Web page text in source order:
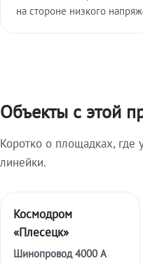
на стороне низкого
Объекты с этой
Коротко о площадках, где
линейки.
Космодром
«Плесецк»
Шинопровод 4000 А